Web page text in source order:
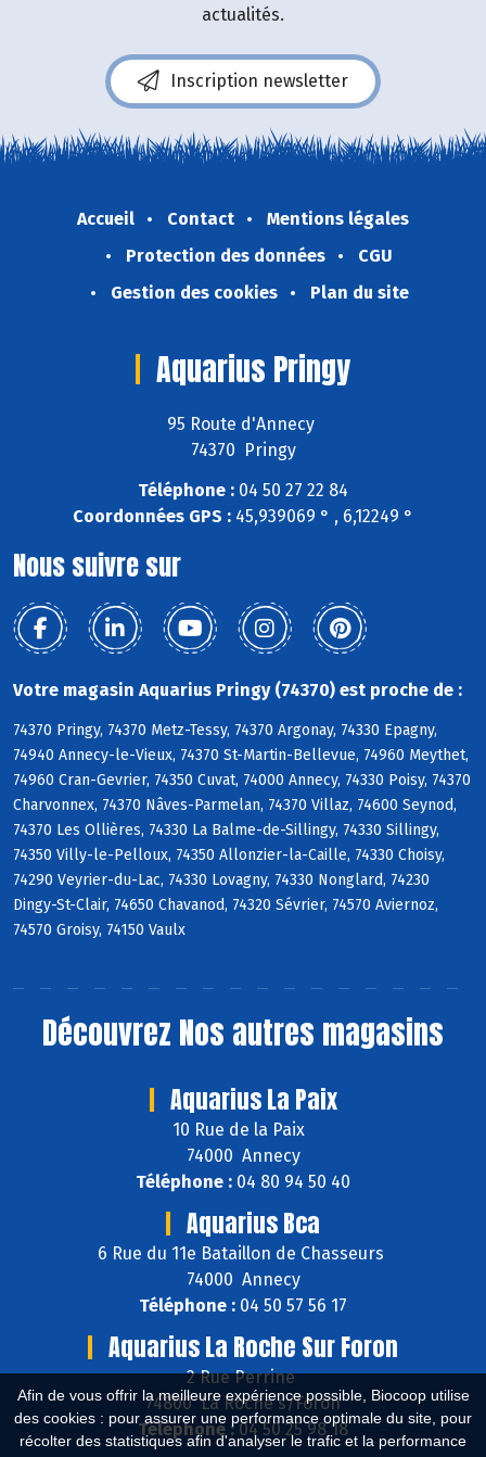
Afin de vous offrir la meilleure expérience possible, Biocoop utilise
des cookies : pour assurer une performance optimale du site, pour
récolter des statistiques afin d'analyser le trafic et la performance
actualités.
Inscription newsletter
Accueil Contact
Mentions légales
Protection des données
CGU
Gestion des cookies
Plan du site
Aquarius Pringy
95 Route d'Annecy
74370 Pringy
Téléphone : 04 50 27 22 84
Coordonnées GPS : 45,939069 ° , 6,12249 °
Nous suivre sur
Votre magasin Aquarius Pringy (74370) est proche de :
74370 Pringy, 74370 Metz-Tessy, 74370 Argonay, 74330 Epagny,
74940 Annecy-le-Vieux, 74370 St-Martin-Bellevue, 74960 Meythet,
74960 Cran-Gevrier, 74350 Cuvat, 74000 Annecy, 74330 Poisy, 74370
Charvonnex, 74370 Nâves-Parmelan, 74370 Villaz, 74600 Seynod,
74370 Les Ollières, 74330 La Balme-de-Sillingy, 74330 Sillingy,
74350 Villy-le-Pelloux, 74350 Allonzier-la-Caille, 74330 Choisy,
74290 Veyrier-du-Lac, 74330 Lovagny, 74330 Nonglard, 74230
Dingy-St-Clair, 74650 Chavanod, 74320 Sévrier, 74570 Aviernoz,
74570 Groisy, 74150 Vaulx
Découvrez Nos autres magasins
Aquarius La Paix
10 Rue de la Paix
74000 Annecy
Téléphone : 04 80 94 50 40
Aquarius Bca
6 Rue du 11e Bataillon de Chasseurs
74000 Annecy
Téléphone : 04 50 57 56 17
Aquarius La Roche Sur Foron
2 Rue Perrine
74800 La Roche s/Foron
Téléphone :04 50 25 98 18